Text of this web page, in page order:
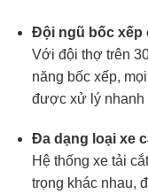
Đội ngũ bốc xếp
Với đội thợ trên
năng bốc xếp,
được xử lý nhanh
Đa dạng loại xe
Hệ thống xe tải
trọng khác nhau,